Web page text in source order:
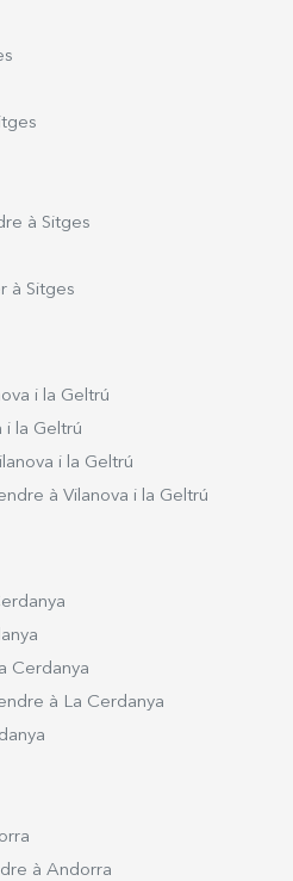
à Sitges
à Sitges
i la Geltrú
i la Geltrú
i la Geltrú
à Vilanova i la Geltrú
Cerdanya
à La Cerdanya
à Andorra